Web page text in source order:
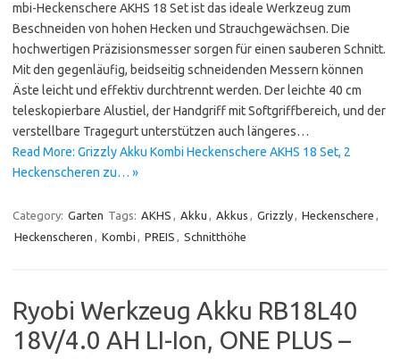
mbi-Heckenschere AKHS 18 Set ist das ideale Werkzeug zum
Beschneiden von hohen Hecken und Strauchgewächsen. Die
hochwertigen Präzisionsmesser sorgen für einen sauberen Schnitt.
Mit den gegenläufig, beidseitig schneidenden Messern können
Äste leicht und effektiv durchtrennt werden. Der leichte 40 cm
teleskopierbare Alustiel, der Handgriff mit Softgriffbereich, und der
verstellbare Tragegurt unterstützen auch längeres…
Read More: Grizzly Akku Kombi Heckenschere AKHS 18 Set, 2
Heckenscheren zu… »
Category: Garten Tags: AKHS , Akku , Akkus , Grizzly, Heckenschere ,
Heckenscheren , Kombi , PREIS , Schnitthöhe
Ryobi Werkzeug Akku RB18L40
18V/4.0 AH LI-Ion, ONE PLUS –